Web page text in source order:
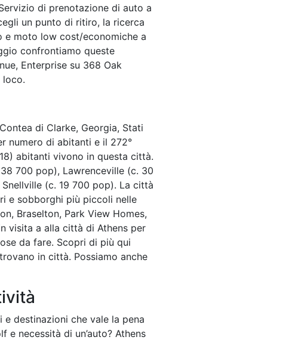
di prenotazione di auto a
un punto di ritiro, la ricerca
e moto low cost/economiche a
confrontiamo queste
Enterprise su 368 Oak
loco.
di Clarke, Georgia, Stati
numero di abitanti e il 272°
abitanti vivono in questa città.
700 pop), Lawrenceville (c. 30
(c. 19 700 pop). La città
e sobborghi più piccoli nelle
Braselton, Park View Homes,
visita a alla città di Athens per
da fare. Scopri di più qui
in città. Possiamo anche
destinazioni che vale la pena
necessità di un’auto? Athens